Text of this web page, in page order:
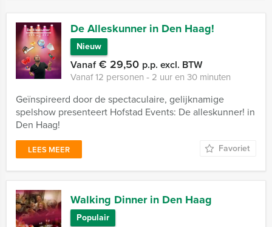
De Alleskunner in Den Haag!
Nieuw
Vanaf€ 29,50 p.p. excl. BTW
Vanaf 12 personen ‐ 2 uur en 30 minuten
Geïnspireerd door de spectaculaire, gelijknamige
spelshow presenteert Hofstad Events: De alleskunner! in
Den Haag!
LEES MEER Favoriet
Walking Dinner in Den Haag
Populair